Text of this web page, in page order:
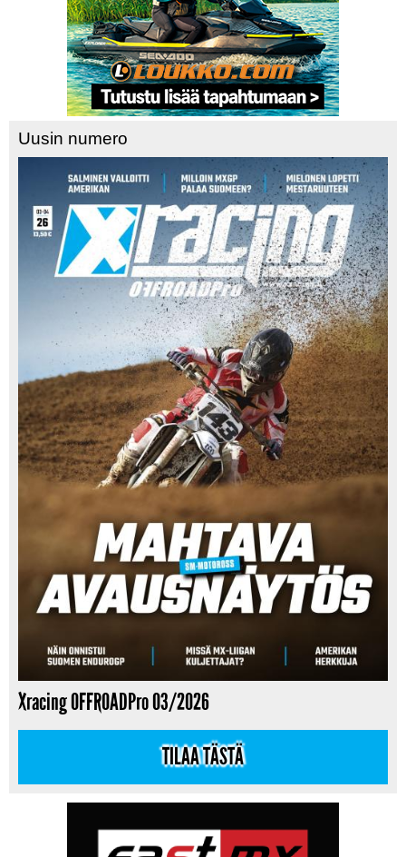
Uusin numero
Xracing OFFROADPro 03/2026
TILAA TÄSTÄ